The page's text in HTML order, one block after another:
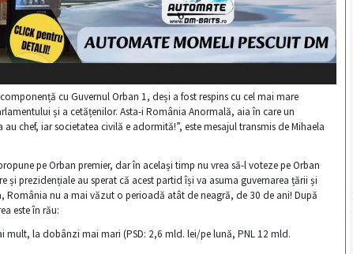
cu Guvernul Orban 1, deși a fost respins cu cel mai mare
și a cetățenilor. Asta-i România Anormală, aia în care un
chef, iar societatea civilă e adormită!”, este mesajul transmis de Mihaela
pe Orban premier, dar în același timp nu vrea să-l voteze pe Orban
și prezidențiale au sperat că acest partid își va asuma guvernarea țării și
România nu a mai văzut o perioadă atât de neagră, de 30 de ani! După
este în rău:
mult, la dobânzi mai mari (PSD: 2,6 mld. lei/pe lună, PNL 12 mld.